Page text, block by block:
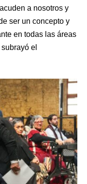
a nosotros y
ser un concepto y
en todas las áreas
el